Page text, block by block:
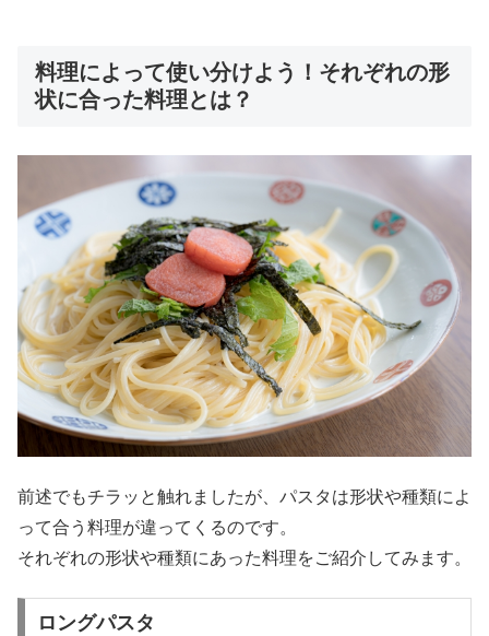
料理によって使い分けよう！それぞれの形
状に合った料理とは？
前述でもチラッと触れましたが、パスタは形状や種類によ
って合う料理が違ってくるのです。
それぞれの形状や種類にあった料理をご紹介してみます。
ロングパスタ